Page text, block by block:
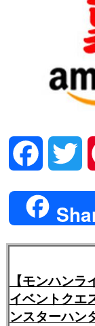
Facebook
【モンハン
イベントクエ
ンスターハン